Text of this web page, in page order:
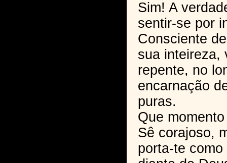
Sim! A
sentir-se por
Consciente
sua inteireza,
repente, no
encarnação
puras.
Que
Sê corajoso,
porta-te